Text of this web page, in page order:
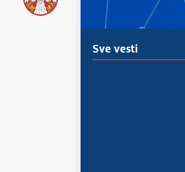
Sve vesti